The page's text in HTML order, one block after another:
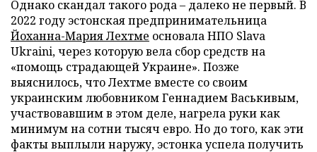
Однако скандал такого рода – далеко не первый. В
2022 году эстонская предпринимательница
Йоханна-Мария Лехтме основала НПО Slava
Ukraini, через которую вела сбор средств на
«помощь страдающей Украине». Позже
выяснилось, что Лехтме вместе со своим
украинским любовником Геннадием Васькивым,
участвовавшим в этом деле, нагрела руки как
минимум на сотни тысяч евро. Но до того, как эти
факты выплыли наружу, эстонка успела получить